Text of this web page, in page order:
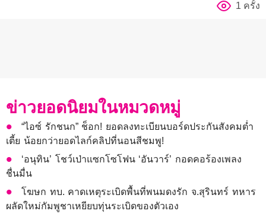
1 ครั้ง
ข่าวยอดนิยมในหมวดหมู่
“ไอซ์ รักชนก” ช็อก! ยอดลงทะเบียนบอร์ดประกันสังคมต่ำ
เตี้ย น้อยกว่ายอดไลก์คลิปที่นอนสีชมพู!
‘อนุทิน’ โชว์เป่าแซกโซโฟน ‘อันวาร์’ กอดคอร้องเพลง
ชื่นมื่น
โฆษก ทบ. คาดเหตุระเบิดพื้นที่พนมดงรัก จ.สุรินทร์ ทหาร
ผลัดใหม่กัมพูชาเหยียบทุ่นระเบิดของตัวเอง